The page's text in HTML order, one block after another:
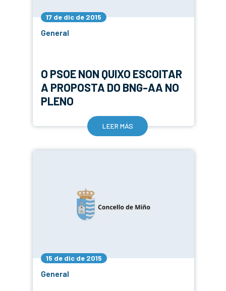
17 de dic de 2015
General
O PSOE NON QUIXO ESCOITAR
A PROPOSTA DO BNG-AA NO
PLENO
LEER MÁS
15 de dic de 2015
General